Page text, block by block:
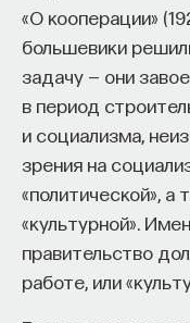
«О кооперации»
большевики
задачу — они
в период
и социализма,
зрения на
«политической», а
«культурной».
правительство
работе, или
Стоики, как я
фатализма в
но и настоящего. В
мы не можем
на настоящее,
подразумевается
быть, способен
через десять лет,
полсекунды,
происходящее